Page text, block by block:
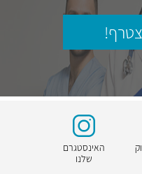
האינסטגרם
שלנו